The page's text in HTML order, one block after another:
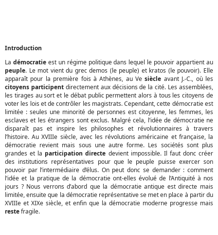
Introduction
La démocratieest un régime politique dans lequel le pouvoir appartient au
peuple. Le mot vient du grec demos (le peuple) et kratos (le pouvoir). Elle
apparaît pour la première fois à Athènes, au Vesiècle avant J.-C., où les
citoyens participentdirectement aux décisions de la cité. Les assemblées,
les tirages au sort et le débat public permettent alors à tous les citoyens de
voter les lois et de contrôler les magistrats. Cependant, cette démocratie est
limitée : seules une minorité de personnes est citoyenne, les femmes, les
esclaves et les étrangers sont exclus. Malgré cela, l’idée de démocratie ne
disparaît pas et inspire les philosophes et révolutionnaires à travers
l’histoire. Au XVIIIe siècle, avec les révolutions américaine et française, la
démocratie revient mais sous une autre forme. Les sociétés sont plus
grandes et la participation directe devient impossible. Il faut donc créer
des institutions représentatives pour que le peuple puisse exercer son
pouvoir par l’intermédiaire d’élus. On peut donc se demander : comment
l’idée et la pratique de la démocratie ont-elles évolué de l’Antiquité à nos
jours ? Nous verrons d’abord que la démocratie antique est directe mais
limitée, ensuite que la démocratie représentative se met en place à partir du
XVIIIe et XIXe siècle, et enfin que la démocratie moderne progresse mais
restefragile.